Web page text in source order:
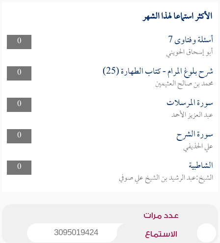
الأكثر استماعا لهذا الشهر
0 أسئلة وفتاوى 7
أبو إسحاق الحويني
0
شرح بلوغ المرام - كتاب الطهارة (25)
محمد بن صالح العثيمين
0
سورة المرسلات
عبد العزيز الأحمد
0
سورة الشرح
علي الحذيفي
0
الشاطبية
الشيخ:عبد الرشيد بن الشيخ علي صوفي
عدد مرات
الاستماع 3095019424